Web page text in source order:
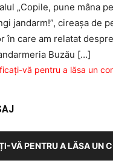
„Copile, pune mâna
jandarm!”, cireaşa de
în care am relatat
Buzău […]
vă pentru a lăsa un
VĂ PENTRU A LĂSA UN